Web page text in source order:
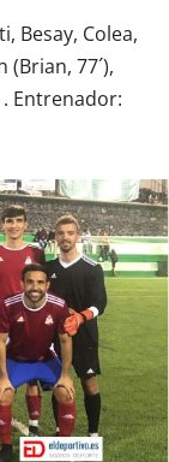
Besay, Colea,
(Brian, 77´),
. Entrenador: